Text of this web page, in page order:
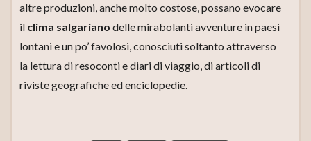
altre produzioni, anche molto costose, possano evocare
il clima salgariano delle mirabolanti avventure in paesi
lontani e un po’ favolosi, conosciuti soltanto attraverso
la lettura di resoconti e diari di viaggio, di articoli di
riviste geografiche ed enciclopedie.